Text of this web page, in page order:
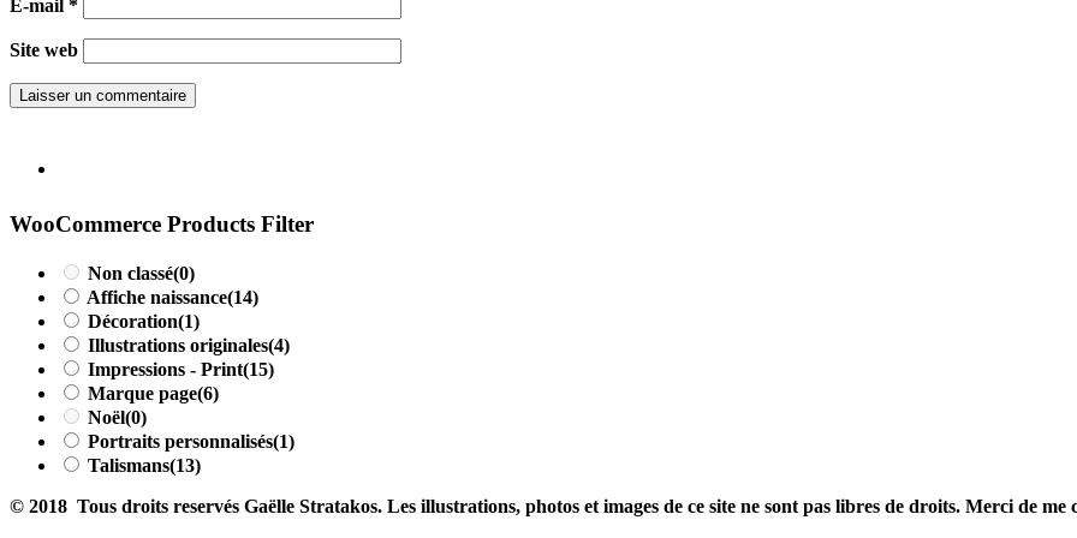
E-mail *
Site web
WooCommerce Products Filter
Non classé(0)
Affiche naissance(14)
Décoration(1)
Illustrations originales(4)
Impressions - Print(15)
Marque page(6)
Noël(0)
Portraits personnalisés(1)
Talismans(13)
© 2018 Tous droits reservés Gaëlle Stratakos. Les illustrations, photos et images de ce site ne sont pas libres de droits. Merci de me